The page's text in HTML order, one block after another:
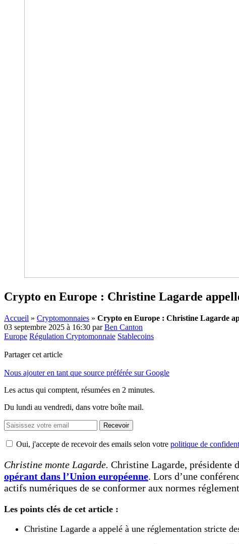
Crypto en Europe : Christine Lagarde
Accueil » Cryptomonnaies » Crypto en Europe : Christine Lagarde
03 septembre 2025 à 16:30 parBen Canton
Europe Régulation Cryptomonnaie Stablecoins
Partager cet article
Nous ajouter en tant que source préférée sur Google
Les actus qui comptent, résumées en 2 minutes.
Du lundi au vendredi, dans votre boîte mail.
Recevoir
Oui, j'accepte de recevoir des emails selon votre politique de
Christine monte Lagarde. Christine Lagarde, présidente
opérant dans l’Union européenne. Lors d’une
actifs numériques de se conformer aux normes
Les points clés de cet article :
Christine Lagarde a appelé à une réglementation stricte